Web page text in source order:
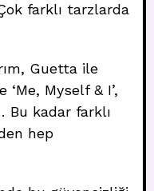
farklı tarzlarda
Guetta ile
‘Me, Myself & I’,
Bu kadar farklı
hep